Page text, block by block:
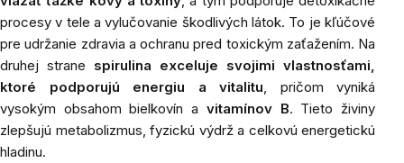
procesy v tele a vylučovanie škodlivých látok. To je kľúčové
pre udržanie zdravia a ochranu pred toxickým zaťažením. Na
druhej strane spirulina exceluje svojimi vlastnosťami,
ktoré podporujú energiu a vitalitu, pričom vyniká
vysokým obsahom bielkovín a vitamínov B. Tieto živiny
zlepšujú metabolizmus, fyzickú výdrž a celkovú energetickú
hladinu.